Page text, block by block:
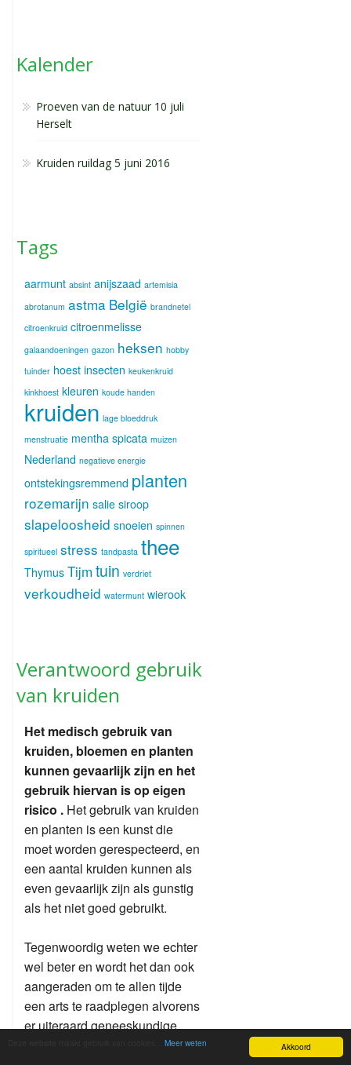
Akkoord
Meer weten
Kalender
Proeven van de natuur 10 juli
Herselt
Kruiden ruildag 5 juni 2016
Tags
aarmunt absint anijszaad artemisia
abrotanum astma België brandnetel
citroenkruid citroenmelisse
galaandoeningen gazon heksen hobby
tuinder hoest insecten keukenkruid
kinkhoest kleuren koude handen
kruiden lage bloeddruk
menstruatie mentha spicata muizen
Nederland negatieve energie
ontstekingsremmend planten
rozemarijn salie siroop
slapeloosheid snoeien spinnen
spiritueel stress tandpasta thee
Thymus Tijm tuin verdriet
verkoudheid watermunt wierook
Verantwoord gebruik
van kruiden
Het medisch gebruik van
kruiden, bloemen en planten
kunnen gevaarlijk zijn en het
gebruik hiervan is op eigen
risico . Het gebruik van kruiden
en planten is een kunst die
moet worden gerespecteerd, en
een aantal kruiden kunnen als
even gevaarlijk zijn als gunstig
als het niet goed gebruikt.
Tegenwoordig weten we echter
wel beter en wordt het dan ook
aangeraden om te allen tijde
een arts te raadplegen alvorens
er uiteraard geneeskundige